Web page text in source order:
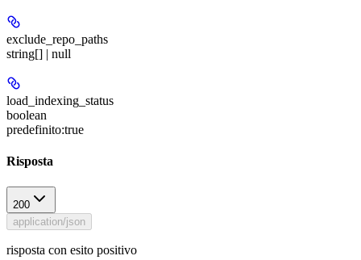
exclude_repo_paths
string[] | null
load_indexing_status
boolean
predefinito:true
Risposta
200
application/json
risposta con esito positivo